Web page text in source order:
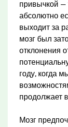
привычкой
абсолютно
выходит за
мозг был
отклонения
году, когда
продолжает
Мозг